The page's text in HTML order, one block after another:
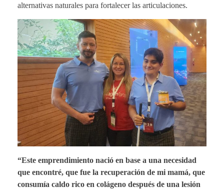
alternativas naturales para fortalecer las articulaciones.
“Este emprendimiento nació en base a una necesidad
que encontré, que fue la recuperación de mi mamá, que
consumía caldo rico en colágeno después de una lesión